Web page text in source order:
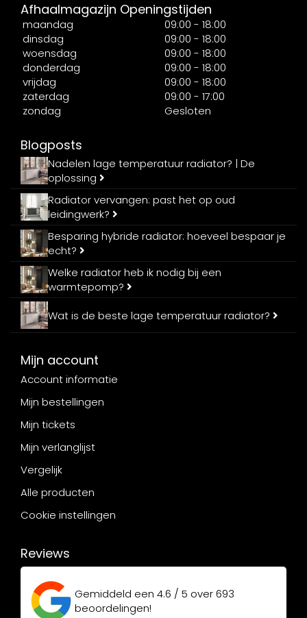
Afhaalmagazijn Openingstijden
maandag
09:00 - 18:00
dinsdag
09:00 - 18:00
woensdag
09:00 - 18:00
donderdag
09:00 - 18:00
vrijdag
09:00 - 18:00
zaterdag
09:00 - 17:00
zondag
Gesloten
Blogposts
Nadelen lage temperatuur radiator? | De
oplossing
Radiator vervangen: past het op oud
leidingwerk?
Besparing hybride radiator: hoeveel bespaar je
echt?
Welke radiator heb ik nodig bij een
warmtepomp?
Wat is de beste lage temperatuur radiator?
Mijn account
Account informatie
Mijn bestellingen
Mijn tickets
Mijn verlanglijst
Vergelijk
Alle producten
Cookie instellingen
Reviews
Gemiddeld een 4.6 / 5 over693
beoordelingen!